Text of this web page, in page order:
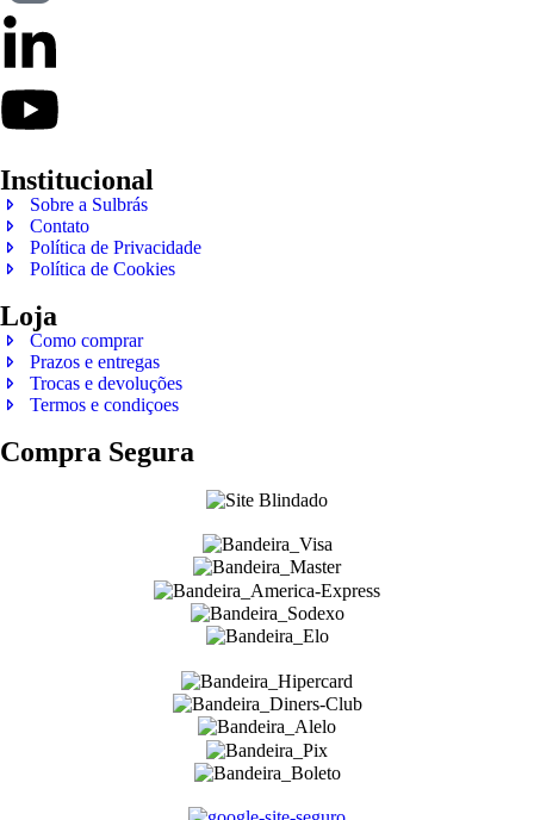
Institucional
Sobre a Sulbrás
Contato
Política de Privacidade
Política de Cookies
Loja
Como comprar
Prazos e entregas
Trocas e devoluções
Termos e condiçoes
Compra Segura